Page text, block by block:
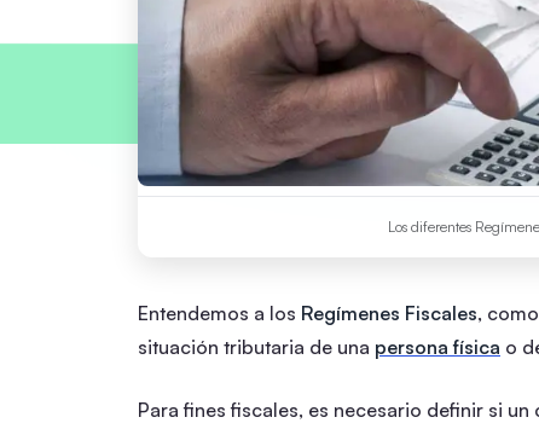
Los diferentes
Entendemos a los Regímenes Fiscales,
situación tributaria de una persona física o
Para fines fiscales, es necesario definir si un